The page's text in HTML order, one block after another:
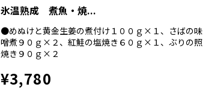
氷温熟成 煮魚・焼...
●めぬけと黄金生姜の煮付け１００ｇ×１、さばの味
噌煮９０ｇ×２、紅鮭の塩焼き６０ｇ×１、ぶりの照
焼き９０ｇ×２
¥3,780